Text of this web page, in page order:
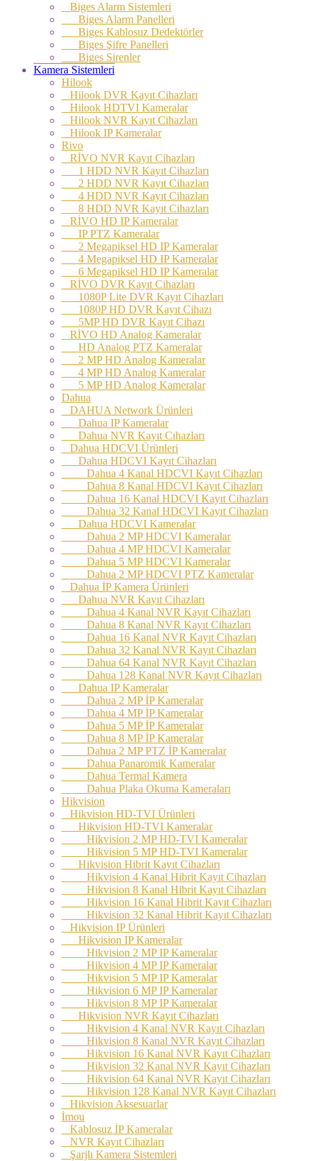
Biges Alarm Sistemleri
Biges Alarm Panelleri
Biges Kablosuz Dedektörler
Biges Şifre Panelleri
Biges Sirenler
Kamera Sistemleri
Hilook
Hilook DVR Kayıt Cihazları
Hilook HDTVI Kameralar
Hilook NVR Kayıt Cihazları
Hilook IP Kameralar
Rivo
RİVO NVR Kayıt Cihazları
1 HDD NVR Kayıt Cihazları
2 HDD NVR Kayıt Cihazları
4 HDD NVR Kayıt Cihazları
8 HDD NVR Kayıt Cihazları
RİVO HD IP Kameralar
IP PTZ Kameralar
2 Megapiksel HD IP Kameralar
4 Megapiksel HD IP Kameralar
6 Megapiksel HD IP Kameralar
RİVO DVR Kayıt Cihazları
1080P Lite DVR Kayıt Cihazları
1080P HD DVR Kayıt Cihazı
5MP HD DVR Kayıt Cihazı
RİVO HD Analog Kameralar
HD Analog PTZ Kameralar
2 MP HD Analog Kameralar
4 MP HD Analog Kameralar
5 MP HD Analog Kameralar
Dahua
DAHUA Network Ürünleri
Dahua IP Kameralar
Dahua NVR Kayıt Cıhazları
Dahua HDCVI Ürünleri
Dahua HDCVI Kayıt Cihazları
Dahua 4 Kanal HDCVI Kayıt Cihazları
Dahua 8 Kanal HDCVI Kayıt Cihazları
Dahua 16 Kanal HDCVI Kayıt Cihazları
Dahua 32 Kanal HDCVI Kayıt Cihazları
Dahua HDCVI Kameralar
Dahua 2 MP HDCVI Kameralar
Dahua 4 MP HDCVI Kameralar
Dahua 5 MP HDCVI Kameralar
Dahua 2 MP HDCVI PTZ Kameralar
Dahua İP Kamera Ürünleri
Dahua NVR Kayıt Cihazları
Dahua 4 Kanal NVR Kayıt Cihazları
Dahua 8 Kanal NVR Kayıt Cihazları
Dahua 16 Kanal NVR Kayıt Cihazları
Dahua 32 Kanal NVR Kayıt Cihazları
Dahua 64 Kanal NVR Kayıt Cihazları
Dahua 128 Kanal NVR Kayıt Cihazları
Dahua IP Kameralar
Dahua 2 MP İP Kameralar
Dahua 4 MP İP Kameralar
Dahua 5 MP İP Kameralar
Dahua 8 MP İP Kameralar
Dahua 2 MP PTZ İP Kameralar
Dahua Panaromik Kameralar
Dahua Termal Kamera
Dahua Plaka Okuma Kameraları
Hikvision
Hikvision HD-TVI Ürünleri
Hikvision HD-TVI Kameralar
Hikvision 2 MP HD-TVI Kameralar
Hikvision 5 MP HD-TVI Kameralar
Hikvision Hibrit Kayıt Cihazları
Hikvision 4 Kanal Hibrit Kayıt Cihazları
Hikvision 8 Kanal Hibrit Kayıt Cihazları
Hikvision 16 Kanal Hibrit Kayıt Cihazları
Hikvision 32 Kanal Hibrit Kayıt Cihazları
Hikvision IP Ürünleri
Hikvision IP Kameralar
Hikvision 2 MP IP Kameralar
Hikvision 4 MP IP Kameralar
Hikvision 5 MP IP Kameralar
Hikvision 6 MP IP Kameralar
Hikvision 8 MP IP Kameralar
Hikvision NVR Kayıt Cihazları
Hikvision 4 Kanal NVR Kayıt Cihazları
Hikvision 8 Kanal NVR Kayıt Cihazları
Hikvision 16 Kanal NVR Kayıt Cihazları
Hikvision 32 Kanal NVR Kayıt Cihazları
Hikvision 64 Kanal NVR Kayıt Cihazları
Hikvision 128 Kanal NVR Kayıt Cihazları
Hikvision Aksesuarlar
İmou
Kablosuz İP Kameralar
NVR Kayıt Cihazları
Şarjlı Kamera Sistemleri